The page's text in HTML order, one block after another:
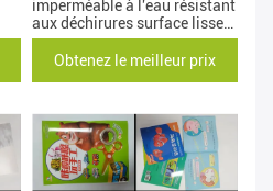
imperméable à l'eau résistant
aux déchirures surface lisse
pour le livre de peinture
Obtenez le meilleur prix